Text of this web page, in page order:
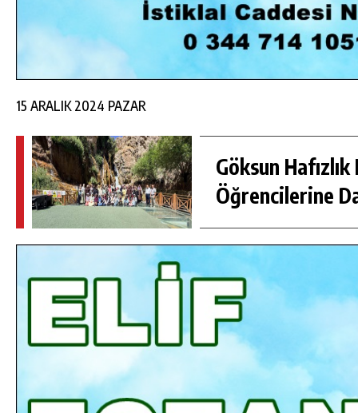
15 ARALIK 2024 PAZAR
Göksun Hafızlık
Öğrencilerine
GÖKSUN HAFIZLIK KIZ KUR’AN KURSU
ÖĞRENCILERINE DARENDE GEZISI.